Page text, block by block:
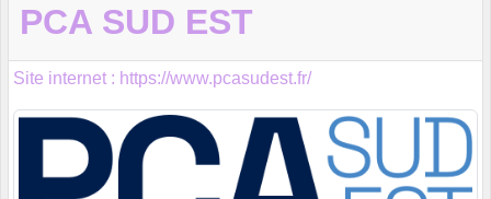
PCA SUD EST
Site internet : https://www.pcasudest.fr/